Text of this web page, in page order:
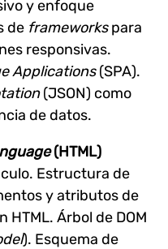
y enfoque
de frameworkspara
responsivas.
Applications(SPA).
(JSON) como
de datos.
(HTML)
Estructura de
y atributos de
HTML. Árbol de DOM
). Esquema de